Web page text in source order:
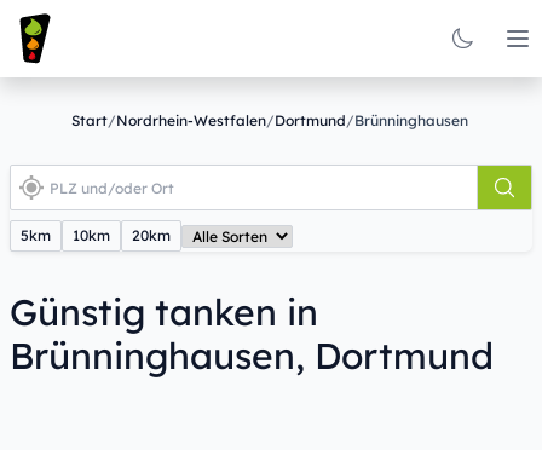
Start/Nordrhein-Westfalen/Dortmund/Brünninghausen
5km 10km 20km
Günstig tanken in
Brünninghausen, Dortmund